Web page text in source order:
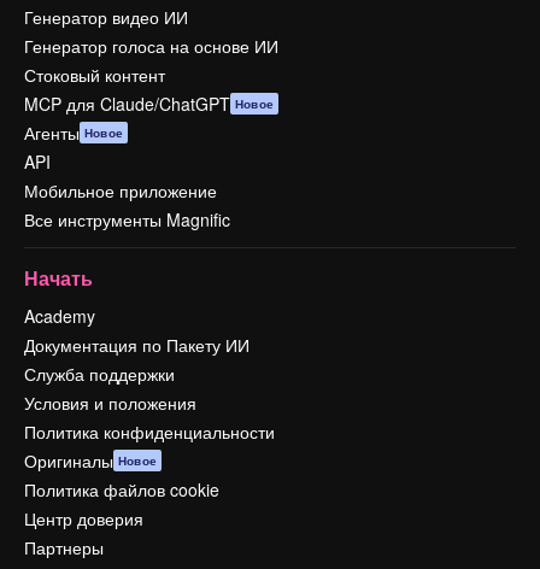
Генератор видео ИИ
Генератор голоса на основе ИИ
Стоковый контент
MCP для Claude/ChatGPT Новое
Агенты Новое
API
Мобильное приложение
Все инструменты Magnific
Начать
Academy
Документация по Пакету ИИ
Служба поддержки
Условия и положения
Политика конфиденциальности
Оригиналы Новое
Политика файлов cookie
Центр доверия
Партнеры